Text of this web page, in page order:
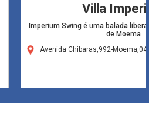
Villa
Imperium Swing é uma balada
de Moema
Avenida Chibaras,992-